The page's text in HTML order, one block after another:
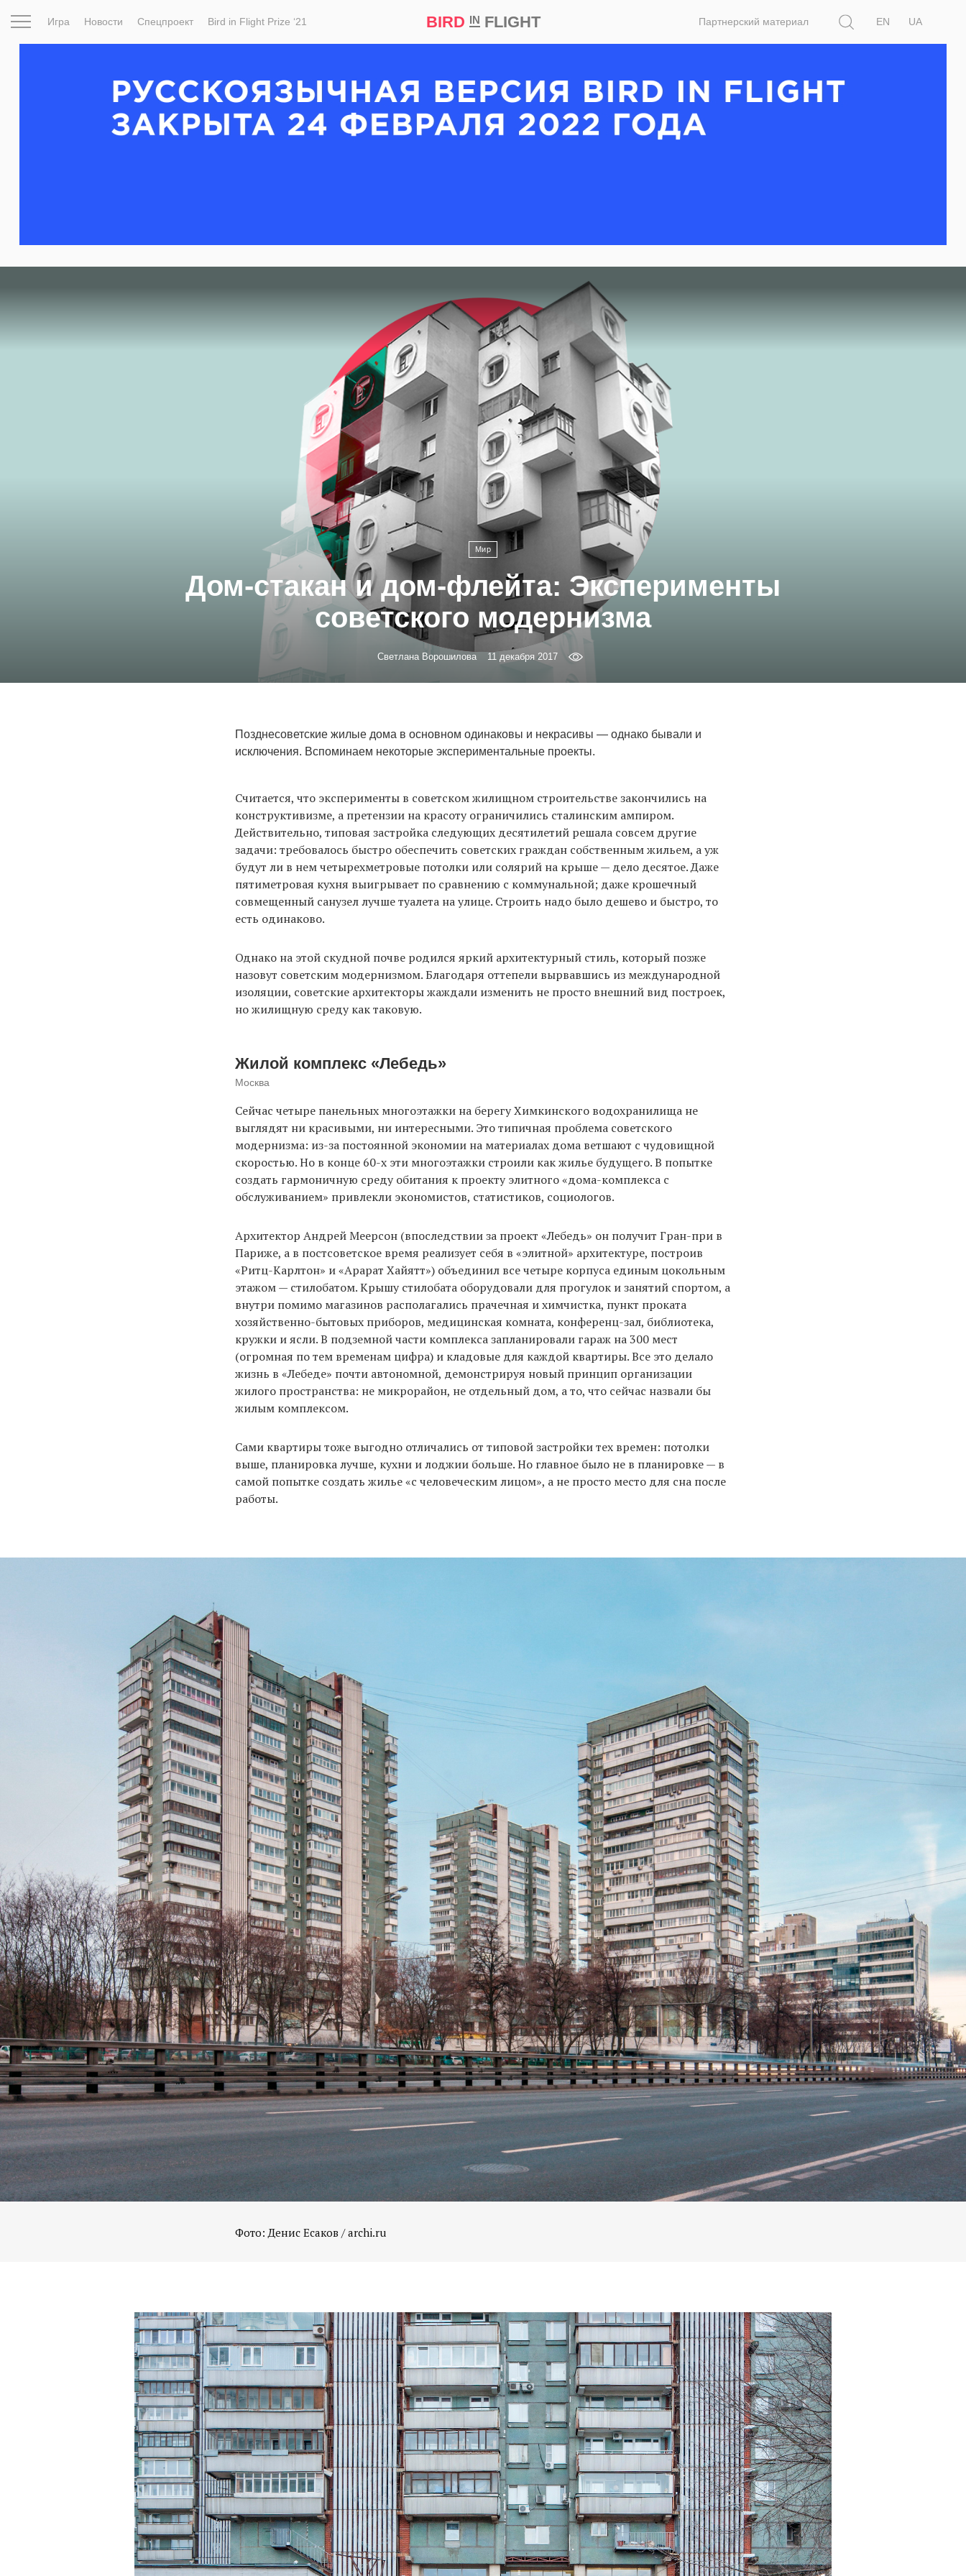
Игра Новости Спецпроект Bird in Flight Prize ‘21 BIRD INFLIGHT Партнерский материал
EN
UA
Мир
Дом-стакан и дом-флейта: Эксперименты
советского модернизма
Светлана Ворошилова 11 декабря 2017
Позднесоветские жилые дома в основном одинаковы и некрасивы — однако бывали и
исключения. Вспоминаем некоторые экспериментальные проекты.
Считается, что эксперименты в советском жилищном строительстве закончились на
конструктивизме, а претензии на красоту ограничились сталинским ампиром.
Действительно, типовая застройка следующих десятилетий решала совсем другие
задачи: требовалось быстро обеспечить советских граждан собственным жильем, а уж
будут ли в нем четырехметровые потолки или солярий на крыше — дело десятое. Даже
пятиметровая кухня выигрывает по сравнению с коммунальной; даже крошечный
совмещенный санузел лучше туалета на улице. Строить надо было дешево и быстро, то
есть одинаково.
Однако на этой скудной почве родился яркий архитектурный стиль, который позже
назовут советским модернизмом. Благодаря оттепели вырвавшись из международной
изоляции, советские архитекторы жаждали изменить не просто внешний вид построек,
но жилищную среду как таковую.
Жилой комплекс «Лебедь»
Москва
Сейчас четыре панельных многоэтажки на берегу Химкинского водохранилища не
выглядят ни красивыми, ни интересными. Это типичная проблема советского
модернизма: из-за постоянной экономии на материалах дома ветшают с чудовищной
скоростью. Но в конце 60-х эти многоэтажки строили как жилье будущего. В попытке
создать гармоничную среду обитания к проекту элитного «дома-комплекса с
обслуживанием» привлекли экономистов, статистиков, социологов.
Архитектор Андрей Меерсон (впоследствии за проект «Лебедь» он получит Гран-при в
Париже, а в постсоветское время реализует себя в «элитной» архитектуре, построив
«Ритц-Карлтон» и «Арарат Хайятт») объединил все четыре корпуса единым цокольным
этажом — стилобатом. Крышу стилобата оборудовали для прогулок и занятий спортом, а
внутри помимо магазинов располагались прачечная и химчистка, пункт проката
хозяйственно-бытовых приборов, медицинская комната, конференц-зал, библиотека,
кружки и ясли. В подземной части комплекса запланировали гараж на 300 мест
(огромная по тем временам цифра) и кладовые для каждой квартиры. Все это делало
жизнь в «Лебеде» почти автономной, демонстрируя новый принцип организации
жилого пространства: не микрорайон, не отдельный дом, а то, что сейчас назвали бы
жилым комплексом.
Сами квартиры тоже выгодно отличались от типовой застройки тех времен: потолки
выше, планировка лучше, кухни и лоджии больше. Но главное было не в планировке — в
самой попытке создать жилье «с человеческим лицом», а не просто место для сна после
работы.
Фото: Денис Есаков / archi.ru